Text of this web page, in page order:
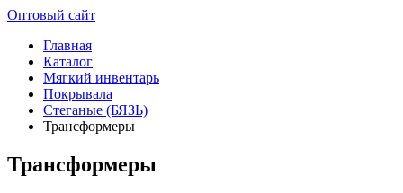
Оптовый сайт
Главная
Каталог
Мягкий инвентарь
Покрывала
Стеганые (БЯЗЬ)
Трансформеры
Трансформеры